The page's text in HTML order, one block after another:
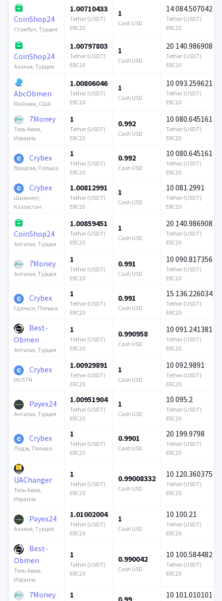
CoinShop24
Стамбул, Турция
1.00710433
Tether (USDT)
ERC20
1
Cash USD
14 084.507042
Tether (USDT)
ERC20
CoinShop24
Аланья, Турция
1.00797803
Tether (USDT)
ERC20
1
Cash USD
20 140.986908
Tether (USDT)
ERC20
AbcObmen
Майами, США
1.00806046
Tether (USDT)
ERC20
1
Cash USD
10 093.259621
Tether (USDT)
ERC20
7Money
Тель-Авив,
Израиль
1
Tether (USDT)
ERC20
0.992
Cash USD
10 080.645161
Tether (USDT)
ERC20
Crybex
Вроцлав, Польша
1
Tether (USDT)
ERC20
0.992
Cash USD
10 080.645161
Tether (USDT)
ERC20
Crybex
Шымкент,
Казахстан
1.00812991
Tether (USDT)
ERC20
1
Cash USD
10 081.2991
Tether (USDT)
ERC20
CoinShop24
Анталья, Турция
1.00859451
Tether (USDT)
ERC20
1
Cash USD
20 140.986908
Tether (USDT)
ERC20
7Money
Анталья, Турция
1
Tether (USDT)
ERC20
0.991
Cash USD
10 090.817356
Tether (USDT)
ERC20
Crybex
Гданьск, Польша
1
Tether (USDT)
ERC20
0.991
Cash USD
15 136.226034
Tether (USDT)
ERC20
Best-
Obmen
Анталья, Турция
1
Tether (USDT)
ERC20
0.990958
Cash USD
10 091.241381
Tether (USDT)
ERC20
Crybex
HUSTN
1.00929891
Tether (USDT)
ERC20
1
Cash USD
10 092.9891
Tether (USDT)
ERC20
Payex24
Анталья, Турция
1.00951904
Tether (USDT)
ERC20
1
Cash USD
10 095.2
Tether (USDT)
ERC20
Crybex
Лодзь, Польша
1
Tether (USDT)
ERC20
0.9901
Cash USD
20 199.9798
Tether (USDT)
ERC20
UAChanger
Тель-Авив,
Израиль
1
Tether (USDT)
ERC20
0.99008332
Cash USD
10 120.360375
Tether (USDT)
ERC20
Payex24
Аланья, Турция
1.01002004
Tether (USDT)
ERC20
1
Cash USD
10 100.21
Tether (USDT)
ERC20
Best-
Obmen
Тель-Авив,
Израиль
1
Tether (USDT)
ERC20
0.990042
Cash USD
10 100.584482
Tether (USDT)
ERC20
7Money 1 0.99 10 101.010101